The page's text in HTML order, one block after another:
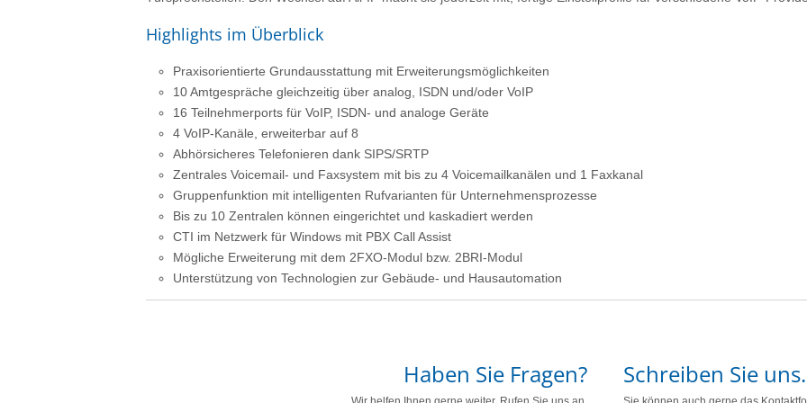
Highlights im Überblick
Praxisorientierte Grundausstattung mit Erweiterungsmöglichkeiten
10 Amtgespräche gleichzeitig über analog, ISDN und/oder VoIP
16 Teilnehmerports für VoIP, ISDN- und analoge Geräte
4 VoIP-Kanäle, erweiterbar auf 8
Abhörsicheres Telefonieren dank SIPS/SRTP
Zentrales Voicemail- und Faxsystem mit bis zu 4 Voicemailkanälen und 1 Faxkanal
Gruppenfunktion mit intelligenten Rufvarianten für Unternehmensprozesse
Bis zu 10 Zentralen können eingerichtet und kaskadiert werden
CTI im Netzwerk für Windows mit PBX Call Assist
Mögliche Erweiterung mit dem 2FXO-Modul bzw. 2BRI-Modul
Unterstützung von Technologien zur Gebäude- und Hausautomation
Haben Sie Fragen? Schreiben Sie uns.